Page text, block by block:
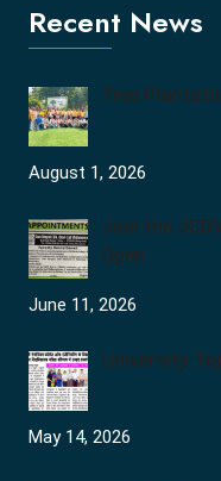
Recent News
Tree
August 1, 2026
Join the
Open
June 11, 2026
University
May 14, 2026